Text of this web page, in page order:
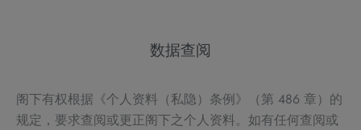
数据查阅
阁下有权根据《个人资料（私隐）条例》（第 486 章）的
规定，要求查阅或更正阁下之个人资料。如有任何查阅或